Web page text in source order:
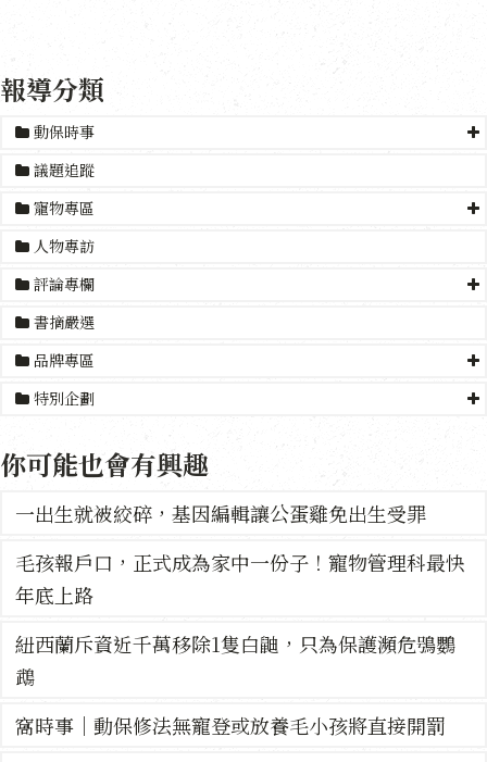
報導分類
動保時事
議題追蹤
寵物專區
人物專訪
評論專欄
書摘嚴選
品牌專區
特別企劃
你可能也會有興趣
一出生就被絞碎，基因編輯讓公蛋雞免出生受罪
毛孩報戶口，正式成為家中一份子！寵物管理科最快
年底上路
紐西蘭斥資近千萬移除1隻白鼬，只為保護瀕危鴞鸚
鵡
窩時事｜動保修法無寵登或放養毛小孩將直接開罰